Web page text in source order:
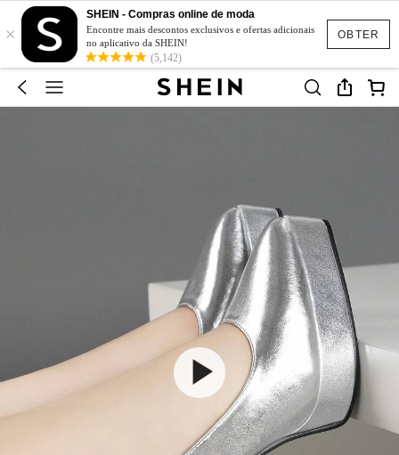
OBTER
×
SHEIN - Compras online de moda
Encontre mais descontos exclusivos e ofertas adicionais
no aplicativo da SHEIN!
(5,142)